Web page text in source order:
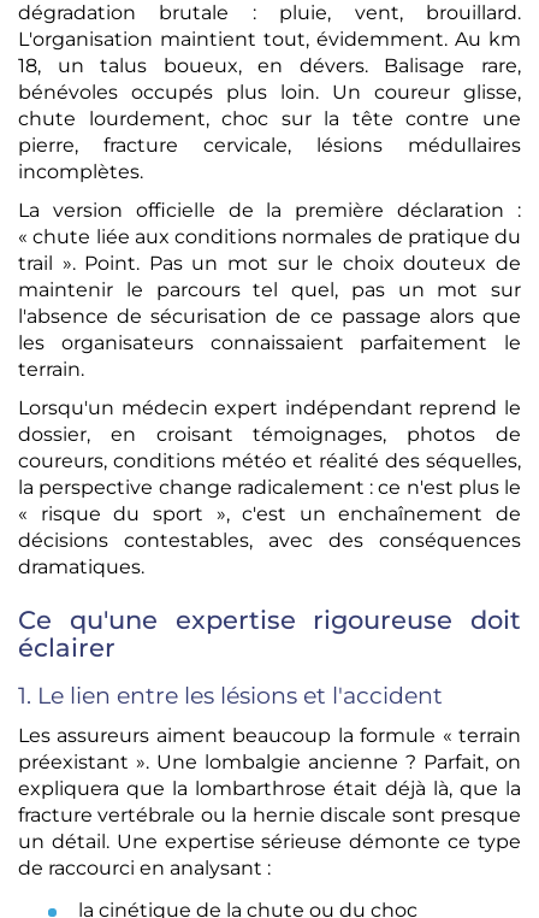
dégradation brutale : pluie, vent, brouillard.
L'organisation maintient tout, évidemment. Au km
18, un talus boueux, en dévers. Balisage rare,
bénévoles occupés plus loin. Un coureur glisse,
chute lourdement, choc sur la tête contre une
pierre, fracture cervicale, lésions médullaires
incomplètes.
La version officielle de la première déclaration :
« chute liée aux conditions normales de pratique du
trail ». Point. Pas un mot sur le choix douteux de
maintenir le parcours tel quel, pas un mot sur
l'absence de sécurisation de ce passage alors que
les organisateurs connaissaient parfaitement le
terrain.
Lorsqu'un médecin expert indépendant reprend le
dossier, en croisant témoignages, photos de
coureurs, conditions météo et réalité des séquelles,
la perspective change radicalement : ce n'est plus le
« risque du sport », c'est un enchaînement de
décisions contestables, avec des conséquences
dramatiques.
Ce qu'une expertise rigoureuse doit
éclairer
1. Le lien entre les lésions et l'accident
Les assureurs aiment beaucoup la formule « terrain
préexistant ». Une lombalgie ancienne ? Parfait, on
expliquera que la lombarthrose était déjà là, que la
fracture vertébrale ou la hernie discale sont presque
un détail. Une expertise sérieuse démonte ce type
de raccourci en analysant :
la cinétique de la chute ou du choc